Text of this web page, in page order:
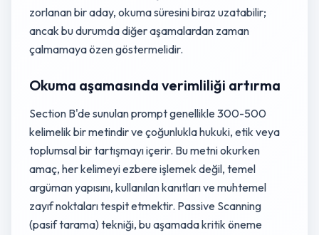
zorlanan bir aday, okuma süresini biraz uzatabilir;
ancak bu durumda diğer aşamalardan zaman
çalmamaya özen göstermelidir.
Okuma aşamasında verimliliği artırma
Section B'de sunulan prompt genellikle 300-500
kelimelik bir metindir ve çoğunlukla hukuki, etik veya
toplumsal bir tartışmayı içerir. Bu metni okurken
amaç, her kelimeyi ezbere işlemek değil, temel
argüman yapısını, kullanılan kanıtları ve muhtemel
zayıf noktaları tespit etmektir. Passive Scanning
(pasif tarama) tekniği, bu aşamada kritik öneme